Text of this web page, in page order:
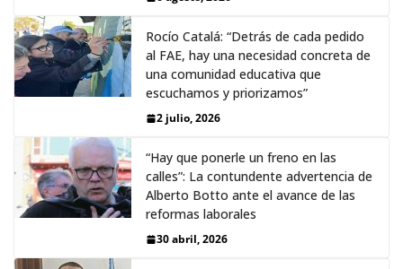
Rocío Catalá: “Detrás de cada pedido
al FAE, hay una necesidad concreta de
una comunidad educativa que
escuchamos y priorizamos”
2 julio, 2026
“Hay que ponerle un freno en las
calles”: La contundente advertencia de
Alberto Botto ante el avance de las
reformas laborales
30 abril, 2026